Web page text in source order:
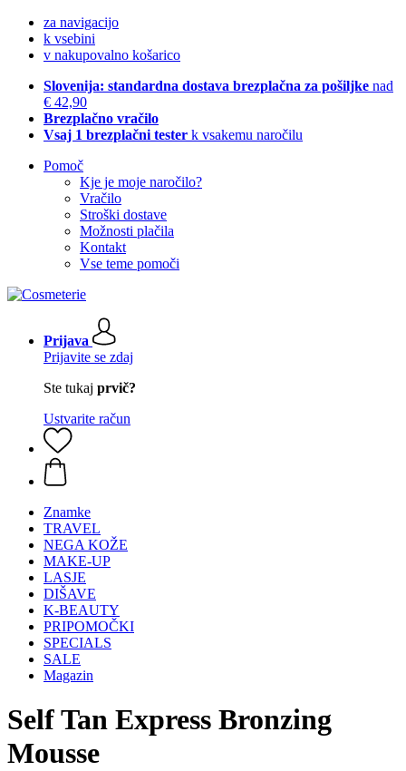
za navigacijo
k vsebini
v nakupovalno košarico
Slovenija: standardna dostava brezplačna za pošiljke nad
€ 42,90
Brezplačno vračilo
Vsaj 1 brezplačni tester k vsakemu naročilu
Pomoč
Kje je moje naročilo?
Vračilo
Stroški dostave
Možnosti plačila
Kontakt
Vse teme pomoči
Prijava
Prijavite se zdaj
Ste tukaj prvič?
Ustvarite račun
Znamke
TRAVEL
NEGA KOŽE
MAKE-UP
LASJE
DIŠAVE
K-BEAUTY
PRIPOMOČKI
SPECIALS
SALE
Magazin
Self Tan Express Bronzing
Mousse